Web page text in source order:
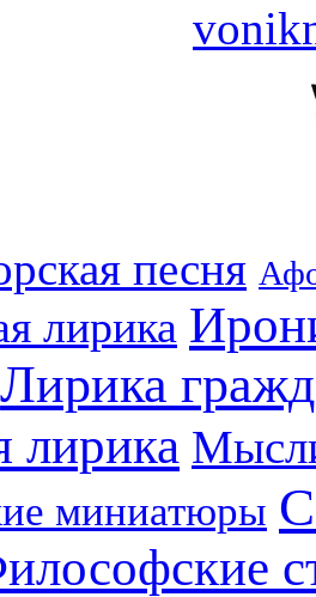
песня
лирика
Лирика
лирика
миниатюры